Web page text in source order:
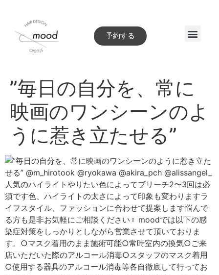
予約する
”毎日の自分を、常に
映画のワンシーンのよ
うに惹き立たせる”